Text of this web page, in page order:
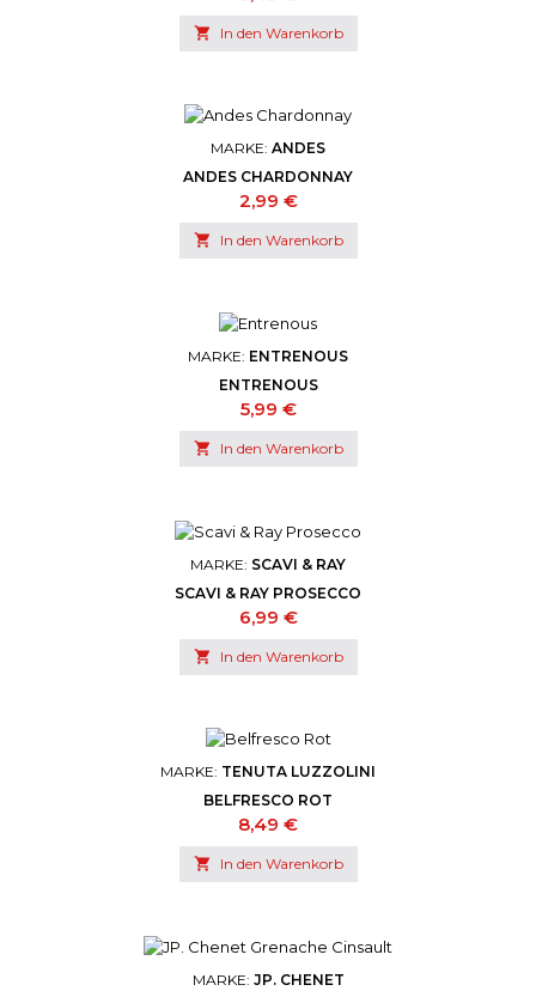
 In den Warenkorb
MARKE: ANDES
ANDES CHARDONNAY
Preis
2,99 €
 In den Warenkorb
MARKE: ENTRENOUS
ENTRENOUS
Preis
5,99 €
 In den Warenkorb
MARKE: SCAVI & RAY
SCAVI & RAY PROSECCO
Preis
6,99 €
 In den Warenkorb
MARKE: TENUTA LUZZOLINI
BELFRESCO ROT
Preis
8,49 €
 In den Warenkorb
MARKE: JP. CHENET